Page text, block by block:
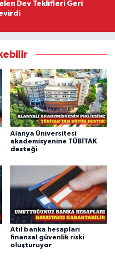
Dev Teklifleri Geri
Alanya Üniversitesi
akademisyenine TÜBİTAK
desteği
Atıl banka hesapları
finansal güvenlik riski
oluşturuyor